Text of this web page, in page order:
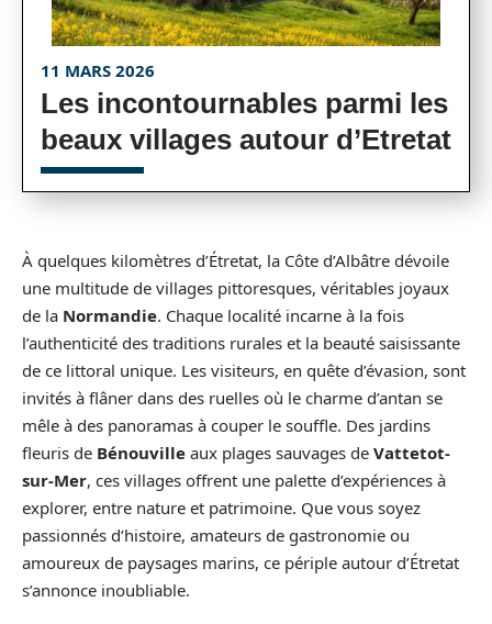
11 MARS 2026
Les incontournables parmi les
beaux villages autour d’Etretat
À quelques kilomètres d’Étretat, la Côte d’Albâtre dévoile
une multitude de villages pittoresques, véritables joyaux
de la Normandie. Chaque localité incarne à la fois
l’authenticité des traditions rurales et la beauté saisissante
de ce littoral unique. Les visiteurs, en quête d’évasion, sont
invités à flâner dans des ruelles où le charme d’antan se
mêle à des panoramas à couper le souffle. Des jardins
fleuris de Bénouville aux plages sauvages de Vattetot-
sur-Mer, ces villages offrent une palette d’expériences à
explorer, entre nature et patrimoine. Que vous soyez
passionnés d’histoire, amateurs de gastronomie ou
amoureux de paysages marins, ce périple autour d’Étretat
s’annonce inoubliable.